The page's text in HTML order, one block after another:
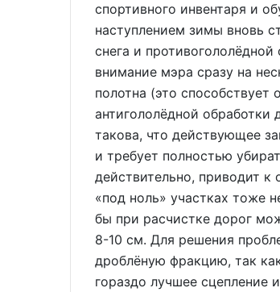
спортивного инвентаря и
наступлением зимы вновь
снега и
внимание мэра сразу на
полотна (это
антигололёдной обработки
такова, что действующее
и требует полностью
действительно, приводит
«под ноль» участках тоже
бы при расчистке дорог
8-10 см. Для решения
дроблёную фракцию, так
гораздо лучшее сцепление